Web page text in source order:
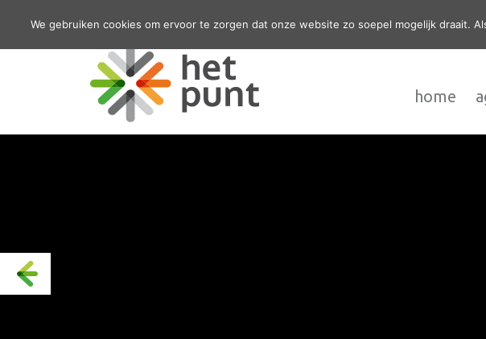
home
We gebruiken cookies om ervoor te zorgen dat onze website zo soepel mogelijk draait.